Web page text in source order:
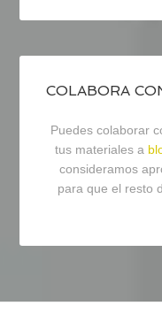
COLABORA
Puedes colaborar
tus materiales a
consideramos
para que el resto